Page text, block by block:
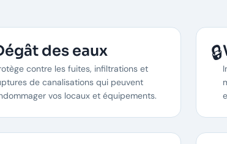
des eaux
contre les fuites, infiltrations et
de canalisations qui peuvent
vos locaux et équipements.
🔒